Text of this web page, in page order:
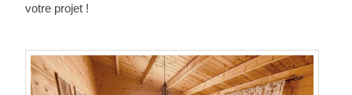
votre projet !